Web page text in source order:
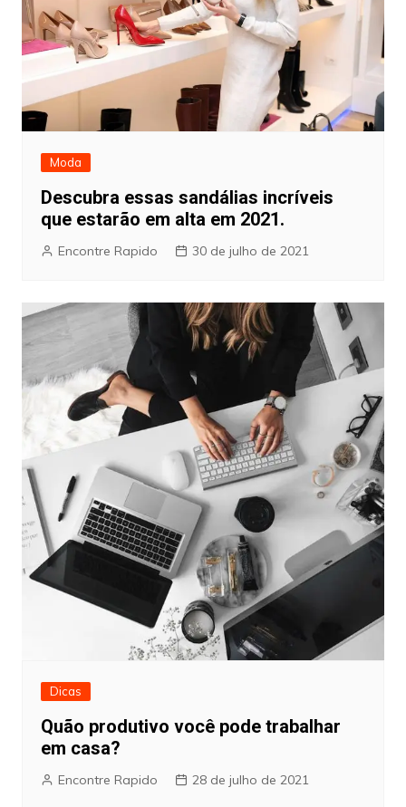
Moda
Descubra essas sandálias incríveis
que estarão em alta em 2021.
Encontre Rapido 30 de julho de 2021
Dicas
Quão produtivo você pode trabalhar
em casa?
Encontre Rapido 28 de julho de 2021